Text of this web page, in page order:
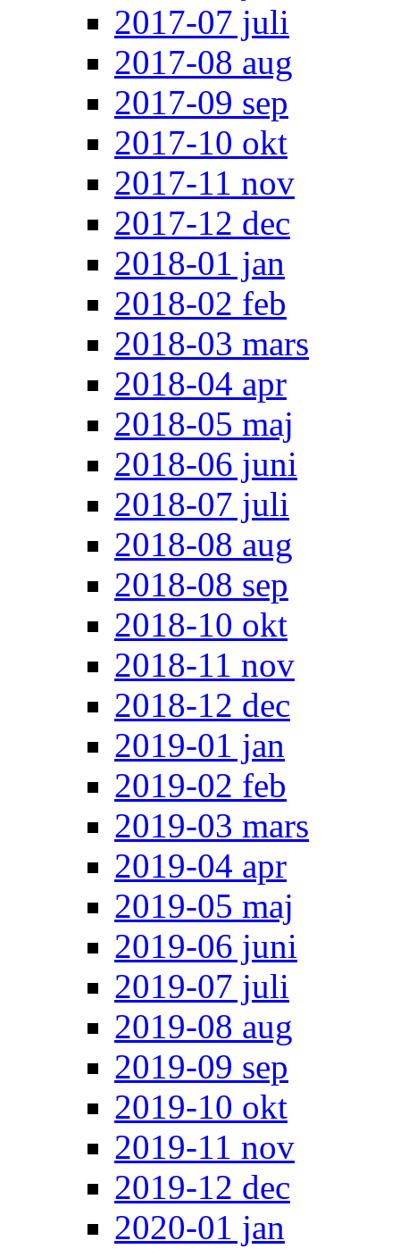
2017-07 juli
2017-08 aug
2017-09 sep
2017-10 okt
2017-11 nov
2017-12 dec
2018-01 jan
2018-02 feb
2018-03 mars
2018-04 apr
2018-05 maj
2018-06 juni
2018-07 juli
2018-08 aug
2018-08 sep
2018-10 okt
2018-11 nov
2018-12 dec
2019-01 jan
2019-02 feb
2019-03 mars
2019-04 apr
2019-05 maj
2019-06 juni
2019-07 juli
2019-08 aug
2019-09 sep
2019-10 okt
2019-11 nov
2019-12 dec
2020-01 jan